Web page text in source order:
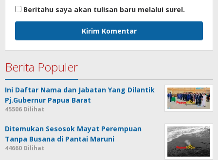
Beritahu saya akan tulisan baru melalui surel.
Berita Populer
Ini Daftar Nama dan Jabatan Yang Dilantik
Pj.Gubernur Papua Barat
45506 Dilihat
Ditemukan Sesosok Mayat Perempuan
Tanpa Busana di Pantai Maruni
44660 Dilihat